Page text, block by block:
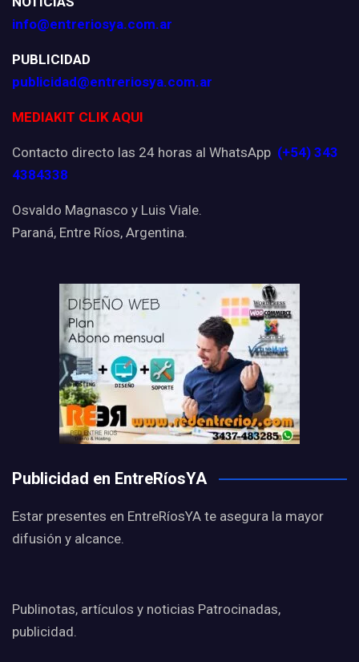
info@entreriosya.com.ar
PUBLICIDAD
publicidad@entreriosya.com.ar
MEDIAKIT CLIK AQUI
Contacto directo las 24 horas al WhatsApp (+54) 343
4384338
Osvaldo Magnasco y Luis Viale.
Paraná, Entre Ríos, Argentina.
Publicidad en EntreRíosYA
Estar presentes en EntreRíosYA te asegura la mayor
difusión y alcance.
Publinotas, artículos y noticias Patrocinadas,
publicidad.